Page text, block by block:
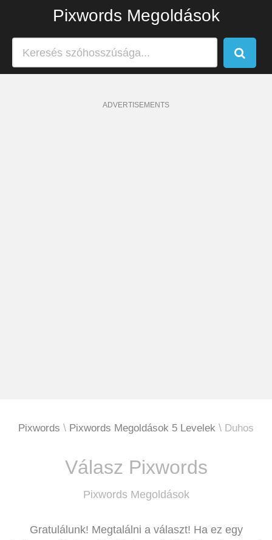
Pixwords Megoldások
ADVERTISEMENTS
Pixwords Pixwords Megoldások 5 Levelek Duhos
Válasz Pixwords
Pixwords Megoldások
Gratulálunk! Megtalálni a választ! Ha ez egy